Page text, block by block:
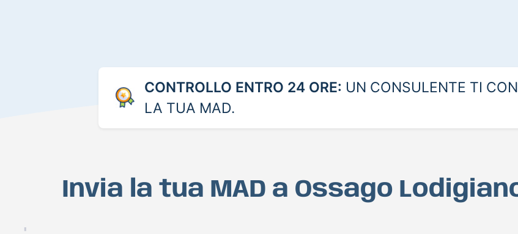
CONTROLLO ENTRO 24 ORE: UN CONSULENTE TI
LA TUA MAD.
Invia la tua MAD a Ossago